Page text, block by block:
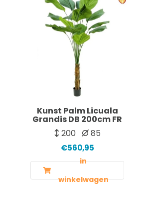
Kunst Palm Licuala
Grandis DB 200cm FR
200
85
€560,95
in
winkelwagen